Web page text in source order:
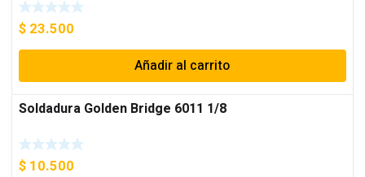
$ 23.500
Añadir al carrito
Soldadura Golden Bridge 6011 1/8
$ 10.500